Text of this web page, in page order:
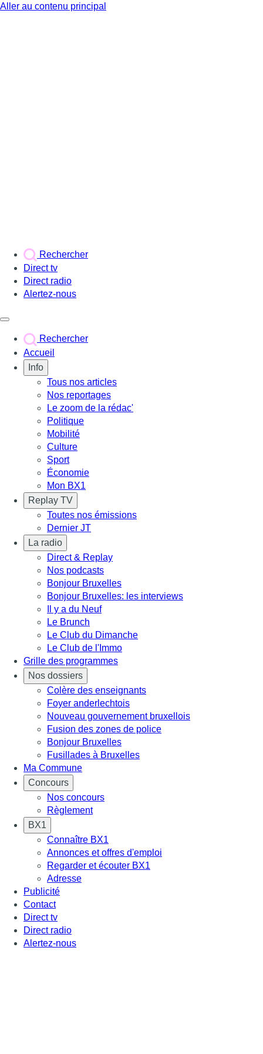
Aller au contenu principal
Rechercher
Direct tv
Direct radio
Alertez-nous
Rechercher
Accueil
Info
Tous nos articles
Nos reportages
Le zoom de la rédac'
Politique
Mobilité
Culture
Sport
Économie
Mon BX1
Replay TV
Toutes nos émissions
Dernier JT
La radio
Direct & Replay
Nos podcasts
Bonjour Bruxelles
Bonjour Bruxelles: les interviews
Il y a du Neuf
Le Brunch
Le Club du Dimanche
Le Club de l'Immo
Grille des programmes
Nos dossiers
Colère des enseignants
Foyer anderlechtois
Nouveau gouvernement bruxellois
Fusion des zones de police
Bonjour Bruxelles
Fusillades à Bruxelles
Ma Commune
Concours
Nos concours
Règlement
BX1
Connaître BX1
Annonces et offres d'emploi
Regarder et écouter BX1
Adresse
Publicité
Contact
Direct tv
Direct radio
Alertez-nous